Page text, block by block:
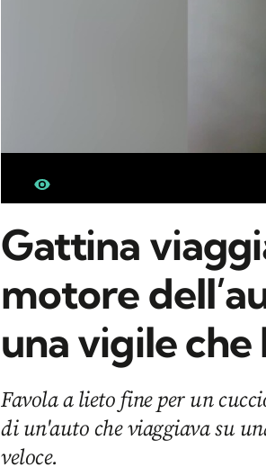
Gattina
motore
una vigile che
Favola a lieto fine per un
di un'auto che viaggiava su
veloce.